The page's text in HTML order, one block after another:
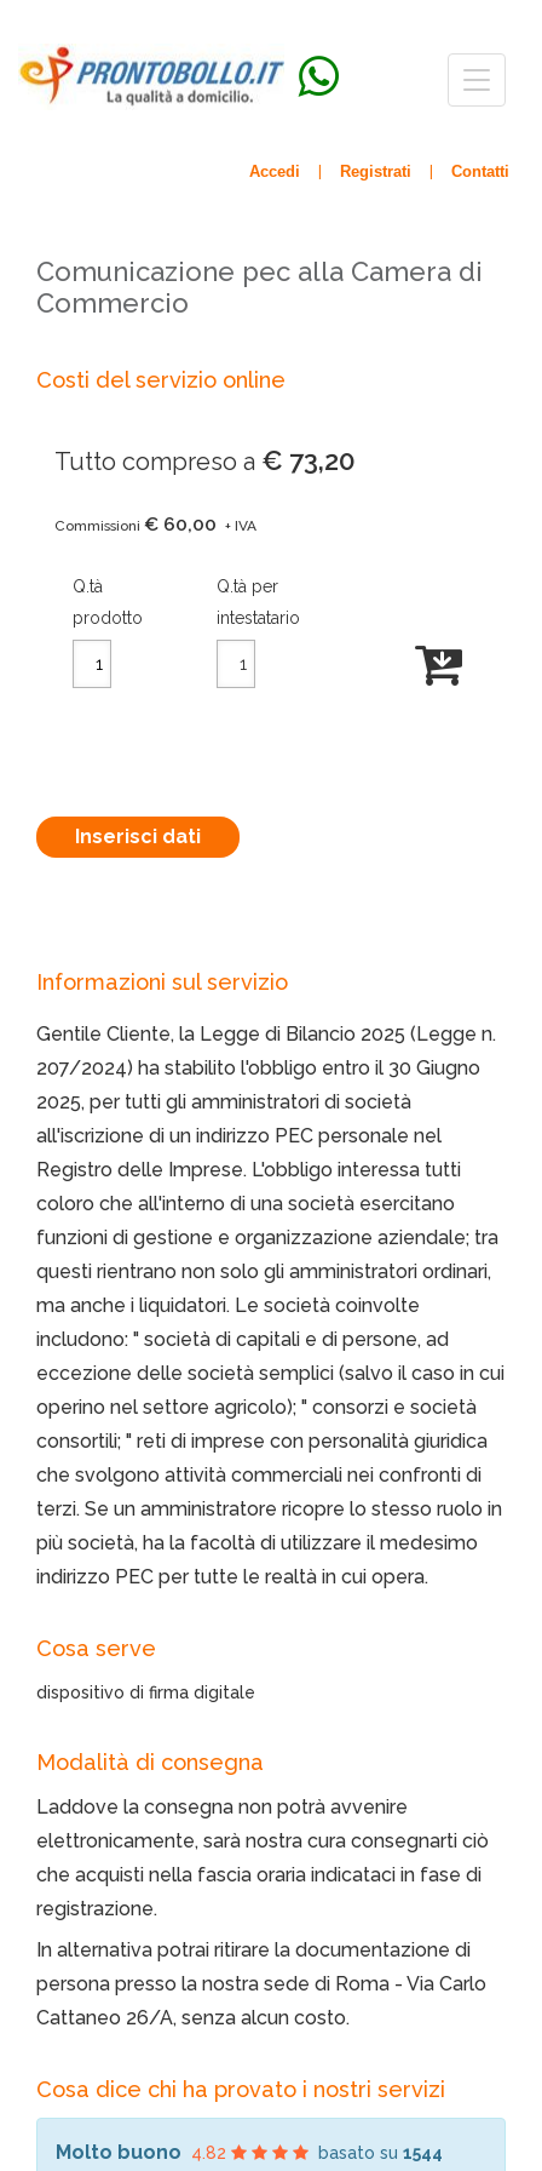
Menù
Accedi Registrati Contatti
Comunicazione pec alla Camera di
Commercio
Costi del servizio online
Tutto compreso a € 73,20
Commissioni € 60,00 + IVA
Q.tà
prodotto
Q.tà per
intestatario
Inserisci dati
Informazioni sul servizio
Gentile Cliente, la Legge di Bilancio 2025 (Legge n.
207/2024) ha stabilito l'obbligo entro il 30 Giugno
2025, per tutti gli amministratori di società
all'iscrizione di un indirizzo PEC personale nel
Registro delle Imprese. L'obbligo interessa tutti
coloro che all'interno di una società esercitano
funzioni di gestione e organizzazione aziendale; tra
questi rientrano non solo gli amministratori ordinari,
ma anche i liquidatori. Le società coinvolte
includono: " società di capitali e di persone, ad
eccezione delle società semplici (salvo il caso in cui
operino nel settore agricolo); " consorzi e società
consortili; " reti di imprese con personalità giuridica
che svolgono attività commerciali nei confronti di
terzi. Se un amministratore ricopre lo stesso ruolo in
più società, ha la facoltà di utilizzare il medesimo
indirizzo PEC per tutte le realtà in cui opera.
Cosa serve
dispositivo di firma digitale
Modalità di consegna
Laddove la consegna non potrà avvenire
elettronicamente, sarà nostra cura consegnarti ciò
che acquisti nella fascia oraria indicataci in fase di
registrazione.
In alternativa potrai ritirare la documentazione di
persona presso la nostra sede di Roma - Via Carlo
Cattaneo 26/A, senza alcun costo.
Cosa dice chi ha provato i nostri servizi
Molto buono 4.82 basato su 1544